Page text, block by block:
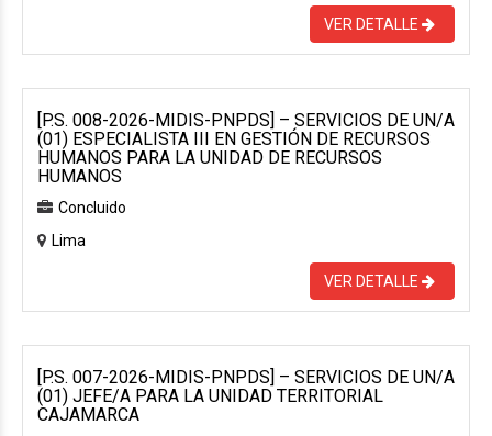
VER DETALLE
[P.S. 008-2026-MIDIS-PNPDS] – SERVICIOS DE UN/A
(01) ESPECIALISTA III EN GESTIÓN DE RECURSOS
HUMANOS PARA LA UNIDAD DE RECURSOS
HUMANOS
Concluido
Lima
VER DETALLE
[P.S. 007-2026-MIDIS-PNPDS] – SERVICIOS DE UN/A
(01) JEFE/A PARA LA UNIDAD TERRITORIAL
CAJAMARCA